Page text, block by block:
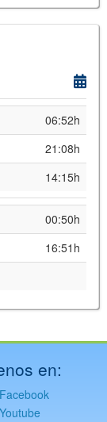
06:52h
21:08h
14:15h
00:50h
16:51h
en:
Facebook
Youtube